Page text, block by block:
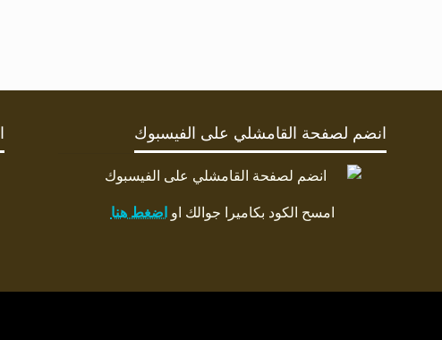
انضم لصفحة القامشلي على الفيسبوك
امسح الكود بكاميرا جوالك او اضغط هنا